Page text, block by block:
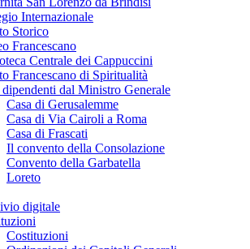
Internazionale
Storico
Francescano
Centrale dei Cappuccini
Francescano di Spiritualità
dipendenti dal Ministro Generale
Casa di Gerusalemme
Casa di Via Cairoli a Roma
Casa di Frascati
Il convento della Consolazione
Convento della Garbatella
Loreto
digitale
Costituzioni